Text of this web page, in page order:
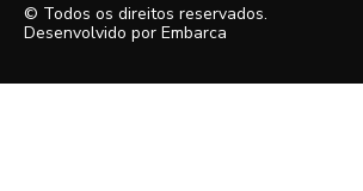
© Todos os direitos reservados.
Desenvolvido por Embarca